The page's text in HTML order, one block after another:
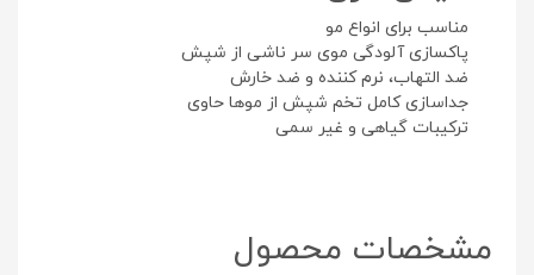
مناسب برای انواع مو
پاکسازی آلودگی موی سر ناشی از شپش
ضد التهاب، نرم کننده و ضد خارش
جداسازی کامل تخم شپش از موها حاوی
ترکیبات گیاهی و غیر سمی
مشخصات محصول